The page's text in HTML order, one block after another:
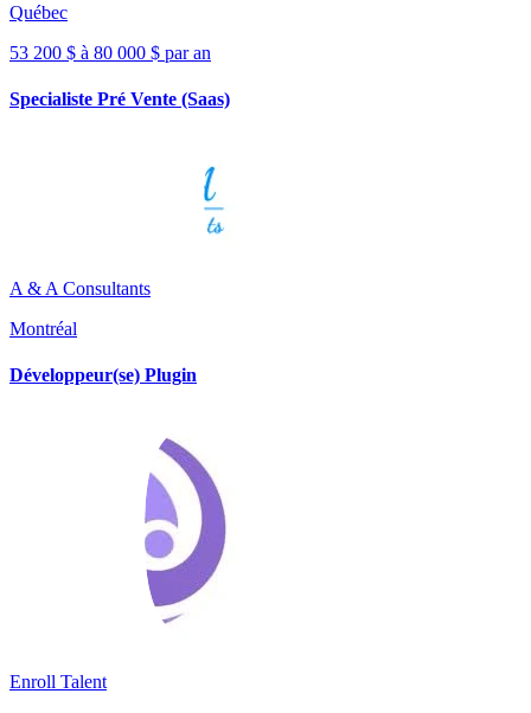
Québec
53 200 $ à 80 000 $ par an
Specialiste Pré Vente (Saas)
A & A Consultants
Montréal
Développeur(se) Plugin
Enroll Talent